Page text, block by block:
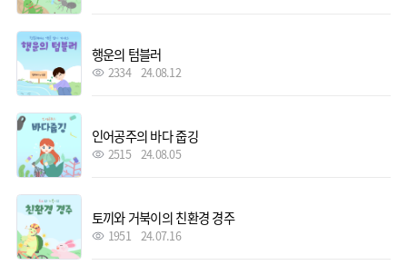
행운의 텀블러
2334 24.08.12
인어공주의 바다 줍깅
2515 24.08.05
토끼와 거북이의 친환경 경주
1951 24.07.16